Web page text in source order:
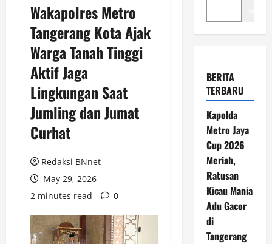
Wakapolres Metro
Tangerang Kota Ajak
Warga Tanah Tinggi
Aktif Jaga
Lingkungan Saat
Jumling dan Jumat
Curhat
Redaksi BNnet
May 29, 2026
2 minutes read
0
BERITA
TERBARU
Kapolda
Metro Jaya
Cup 2026
Meriah,
Ratusan
Kicau Mania
Adu Gacor
di
Tangerang